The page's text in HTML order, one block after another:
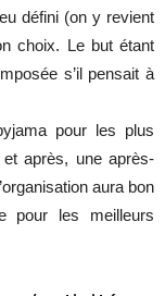
défini (on y revient
choix. Le but étant
s’il pensait à
pour les plus
après, une après-
aura bon
pour les meilleurs